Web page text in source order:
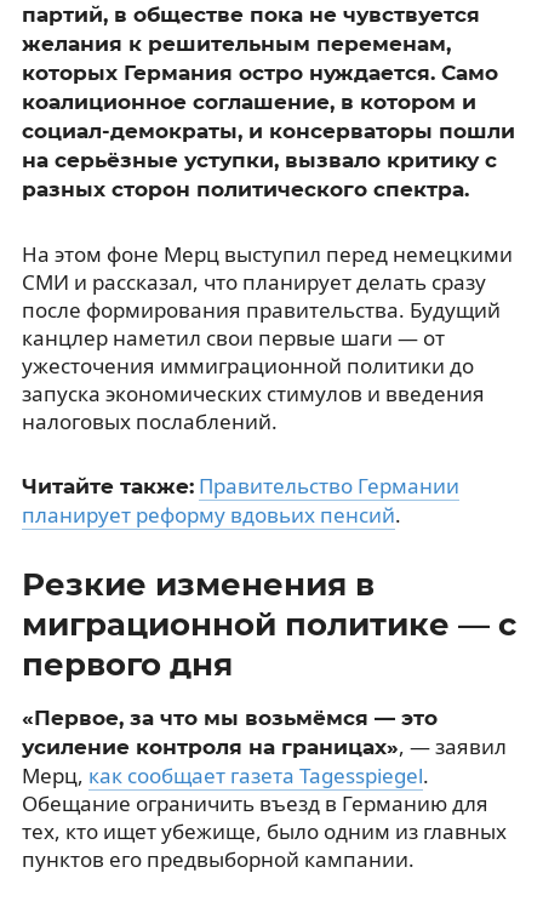
партий, в обществе пока не чувствуется
желания к решительным переменам,
которых Германия остро нуждается. Само
коалиционное соглашение, в котором и
социал-демократы, и консерваторы пошли
на серьёзные уступки, вызвало критику с
разных сторон политического спектра.
На этом фоне Мерц выступил перед немецкими
СМИ и рассказал, что планирует делать сразу
после формирования правительства. Будущий
канцлер наметил свои первые шаги — от
ужесточения иммиграционной политики до
запуска экономических стимулов и введения
налоговых послаблений.
Читайте также: Правительство Германии
планирует реформу вдовьих пенсий.
Резкие изменения в
миграционной политике — с
первого дня
«Первое, за что мы возьмёмся — это
усиление контроля на границах», — заявил
Мерц, как сообщает газета Tagesspiegel.
Обещание ограничить въезд в Германию для
тех, кто ищет убежище, было одним из главных
пунктов его предвыборной кампании.